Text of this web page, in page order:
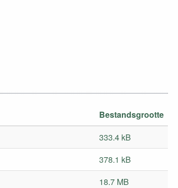
Bestandsgrootte
333.4 kB
378.1 kB
18.7 MB